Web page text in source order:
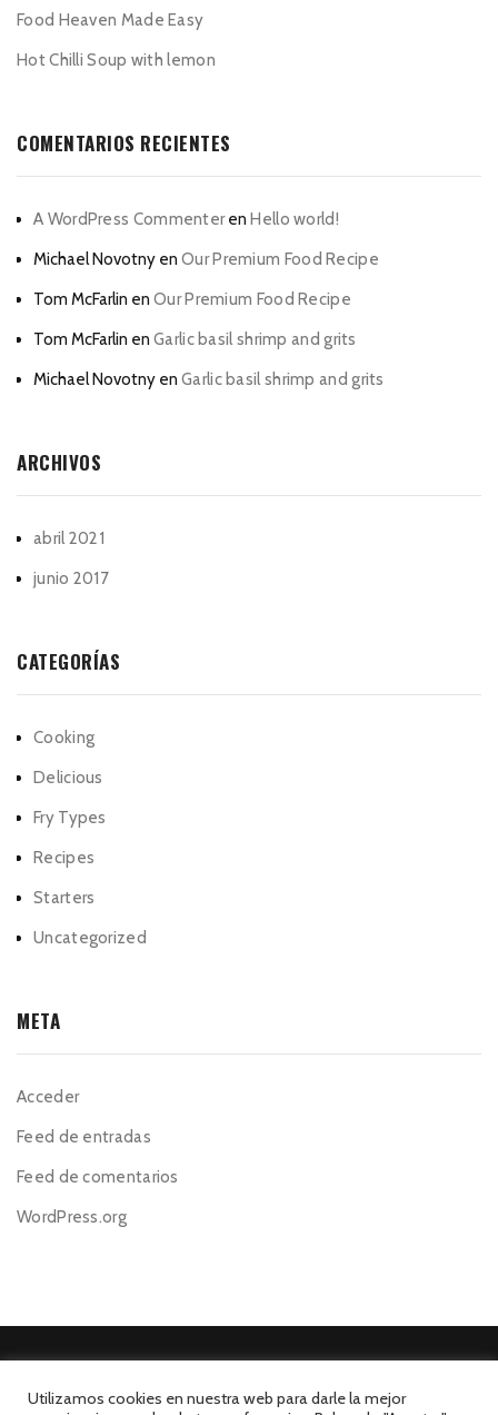
Food Heaven Made Easy
Hot Chilli Soup with lemon
COMENTARIOS RECIENTES
A WordPress CommenterenHello world!
Michael Novotny en Our Premium Food Recipe
Tom McFarlin en Our Premium Food Recipe
Tom McFarlin en Garlic basil shrimp and grits
Michael Novotny en Garlic basil shrimp and grits
ARCHIVOS
abril 2021
junio 2017
CATEGORÍAS
Cooking
Delicious
Fry Types
Recipes
Starters
Uncategorized
META
Acceder
Feed de entradas
Feed de comentarios
WordPress.org
Utilizamos cookies en nuestra web para darle la mejor